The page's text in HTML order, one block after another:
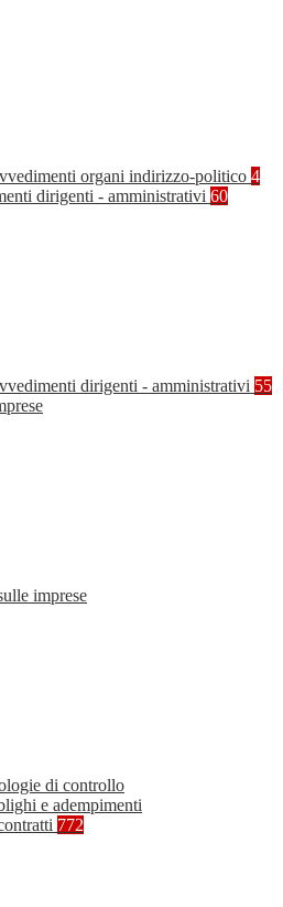
organi indirizzo-politico 4
dirigenti - amministrativi 60
dirigenti - amministrativi 55
imprese
di controllo
e adempimenti
772